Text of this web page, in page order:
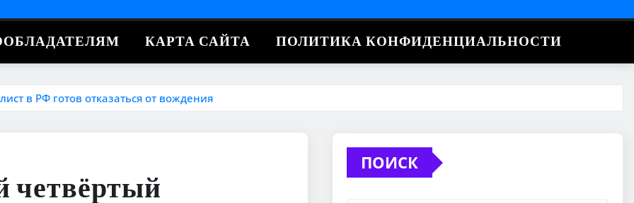
КАРТА САЙТА ПОЛИТИКА КОНФИДЕНЦИАЛЬНОСТИ
в РФ готов отказаться от вождения
четвёртый
ПОИСК